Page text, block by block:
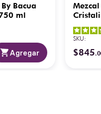
Bacua
ml
Agregar
SKU:
$845.